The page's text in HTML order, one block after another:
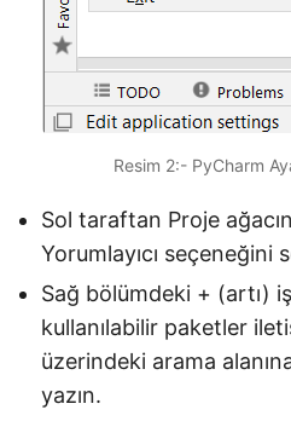
Resim 2:- PyCharm
Sol taraftan Proje
Yorumlayıcı seçeneğini
Sağ bölümdeki + (artı)
kullanılabilir paketler
üzerindeki arama
yazın.